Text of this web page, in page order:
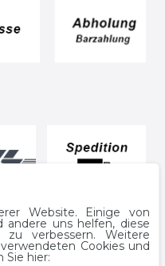
Website. Einige von
andere uns helfen, diese
verbessern. Weitere
Cookies und
Sie hier: